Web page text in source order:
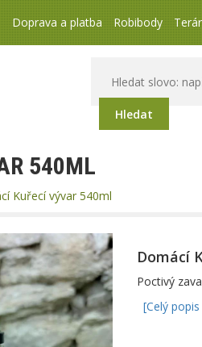
Doprava a platba Robibody
Hledat
540ML
Kuřecí vývar 540ml
Domácí
Poctivý
[Celý